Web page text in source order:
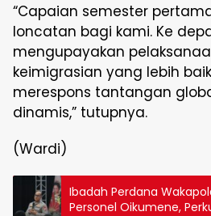
“Capaian semester
loncatan bagi kami. Ke
mengupayakan
keimigrasian yang lebih
merespons tantangan
dinamis,” tutupnya.
(Wardi)
Ibadah Perdana
Personel Oikumene,